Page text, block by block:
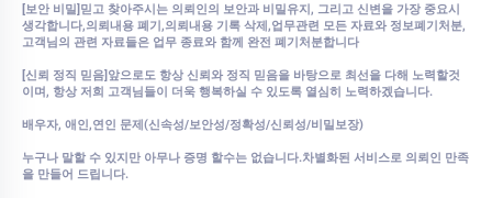
[보안 비밀]믿고 찾아주시는 의뢰인의 보안과 비밀유지, 그리고 신변을 가장 중요시
생각합니다,의뢰내용 폐기,의뢰내용 기록 삭제,업무관련 모든 자료와 정보폐기처분,
고객님의 관련 자료들은 업무 종료와 함께 완전 폐기처분합니다
[신뢰 정직 믿음]앞으로도 항상 신뢰와 정직 믿음을 바탕으로 최선을 다해 노력할것
이며, 항상 저희 고객님들이 더욱 행복하실 수 있도록 열심히 노력하겠습니다.
배우자, 애인,연인 문제(신속성/보안성/정확성/신뢰성/비밀보장)
누구나 말할 수 있지만 아무나 증명 할수는 없습니다.차별화된 서비스로 의뢰인 만족
을 만들어 드립니다.